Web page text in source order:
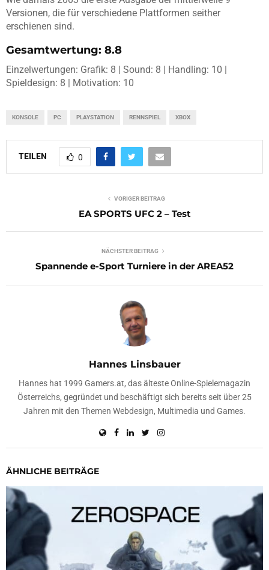
Versionen, die für verschiedene Plattformen seither
erschienen sind.
Gesamtwertung: 8.8
Einzelwertungen: Grafik: 8 | Sound: 8 | Handling: 10 |
Spieldesign: 8 | Motivation: 10
KONSOLE PC PLAYSTATION RENNSPIEL XBOX
TEILEN 0
VORIGER BEITRAG
EA SPORTS UFC 2 – Test
NÄCHSTER BEITRAG
Spannende e-Sport Turniere in der AREA52
Hannes Linsbauer
Hannes hat 1999 Gamers.at, das älteste Online-Spielemagazin
Österreichs, gegründet und beschäftigt sich bereits seit über 25
Jahren mit den Themen Webdesign, Multimedia und Games.
ÄHNLICHE BEITRÄGE